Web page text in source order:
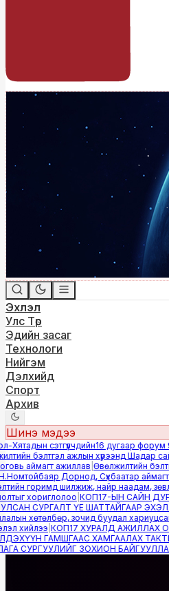
Эхлэл
Улс Төр
Эдийн засаг
Технологи
Нийгэм
Дэлхийд
Спорт
Архив
Шинэ мэдээ
сэтгүүлчдийн16 дугаар форум 9
бэлтгэл ажлын хүрээнд Шадар
аймагт ажиллав|Өвөлжилтийн
Дорнод, Сүхбаатар аймагт
горимд шилжиж, найр наадам,
хориглолоо|КОП17-ЫН САЙН
СУРГАЛТ ҮЕ ШАТТАЙГААР
хөтөлбөр, зочид буудал
хийлээ|КОП17 ХУРАЛД АЖИЛЛАХ
ГАМШГААС ХАМГААЛАХ
СУРГУУЛИЙГ ЗОХИОН БАЙГУУЛЛАА